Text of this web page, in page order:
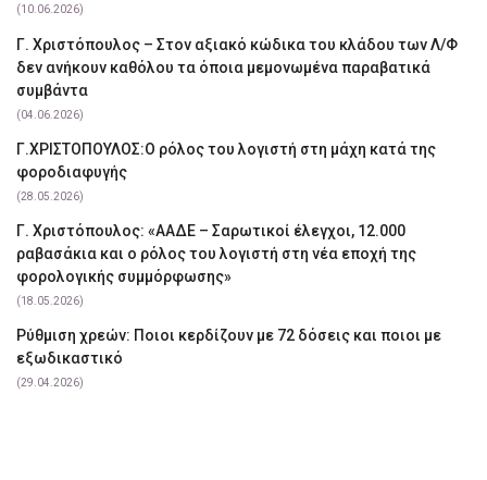
(10.06.2026)
Γ. Χριστόπουλος – Στον αξιακό κώδικα του κλάδου των Λ/Φ
δεν ανήκουν καθόλου τα όποια μεμονωμένα παραβατικά
συμβάντα
(04.06.2026)
Γ.ΧΡΙΣΤΟΠΟΥΛΟΣ:Ο ρόλος του λογιστή στη μάχη κατά της
φοροδιαφυγής
(28.05.2026)
Γ. Χριστόπουλος: «ΑΑΔΕ – Σαρωτικοί έλεγχοι, 12.000
ραβασάκια και ο ρόλος του λογιστή στη νέα εποχή της
φορολογικής συμμόρφωσης»
(18.05.2026)
Ρύθμιση χρεών: Ποιοι κερδίζουν με 72 δόσεις και ποιοι με
εξωδικαστικό
(29.04.2026)